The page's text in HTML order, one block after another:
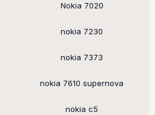
Nokia 7020
nokia 7230
nokia 7373
nokia 7610 supernova
nokia c5